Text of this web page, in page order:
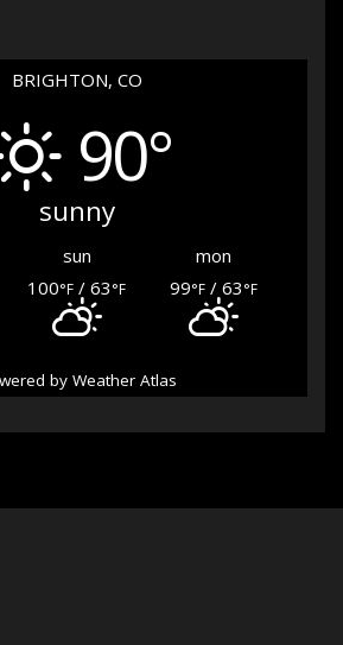
BRIGHTON, CO
90°
sunny
sun
mon
100°F / 63°F 99°F/ 63°F
by Weather Atlas